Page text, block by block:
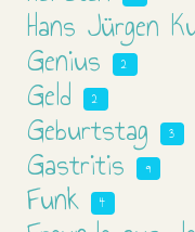
Hans Jürgen
Genius 2
Geld 2
Geburtstag 3
Gastritis 9
Funk 4